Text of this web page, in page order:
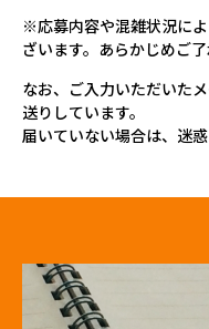
※応募内容や混雑状況に
ざいます。あらかじめご了
なお、ご入力いただいた
送りしています。
届いていない場合は、迷